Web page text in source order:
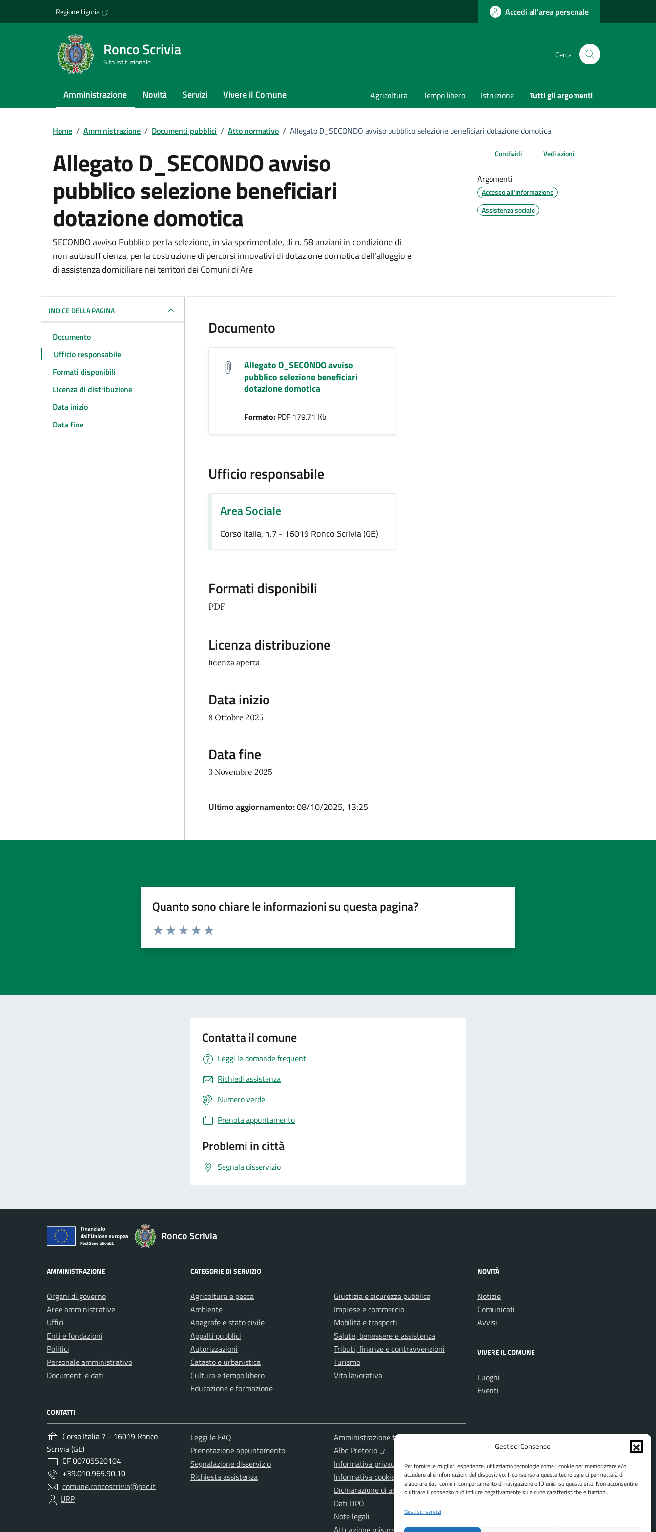
Gestisci Consenso
Per fornire le migliori esperienze, utilizziamo tecnologie come i cookie per memorizzare e/o
accedere alle informazioni del dispositivo. Il consenso a queste tecnologie ci permetterà di
elaborare dati come il comportamento di navigazione o ID unici su questo sito. Non acconsentire
o ritirare il consenso può influire negativamente su alcune caratteristiche e funzioni.
Gestisci servizi
Regione Liguria Accedi all'area personale
Ronco Scrivia
Sito Istituzionale
Cerca
Amministrazione Novità Servizi Vivere il Comune Agricoltura Tempo libero Istruzione Tutti gli argomenti
Home / Amministrazione / Documenti pubblici / Atto normativo / Allegato D_SECONDO avviso pubblico selezione beneficiari dotazione domotica
Allegato D_SECONDO avviso
pubblico selezione beneficiari
dotazione domotica
Dettagli del documento
SECONDO avviso Pubblico per la selezione, in via sperimentale, di n. 58 anziani in condizione di
non autosufficienza, per la costruzione di percorsi innovativi di dotazione domotica dell’alloggio e
di assistenza domiciliare nei territori dei Comuni di Are
Condividi Vedi azioni
Argomenti
Accesso all'informazione
Assistenza sociale
INDICE DELLA PAGINA
Documento
Ufficio responsabile
Formati disponibili
Licenza di distribuzione
Data inizio
Data fine
Documento
Allegato D_SECONDO avviso
pubblico selezione beneficiari
dotazione domotica
Formato: PDF 179.71 Kb
Ufficio responsabile
Area Sociale
Corso Italia, n.7 - 16019 Ronco Scrivia (GE)
Formati disponibili
PDF
Licenza distribuzione
licenza aperta
Data inizio
8 Ottobre 2025
Data fine
3 Novembre 2025
Ultimo aggiornamento:08/10/2025, 13:25
Quanto sono chiare le informazioni su questa pagina?
Valuta da 1 a 5 stelle la pagina
Contatta il comune
Leggi le domande frequenti
Richiedi assistenza
Numero verde
Prenota appuntamento
Problemi in città
Segnala disservizio
Ronco Scrivia
AMMINISTRAZIONE
Organi di governo
Aree amministrative
Uffici
Enti e fondazioni
Politici
Personale amministrativo
Documenti e dati
CATEGORIE DI SERVIZIO
Agricoltura e pesca
Ambiente
Anagrafe e stato civile
Appalti pubblici
Autorizzazioni
Catasto e urbanistica
Cultura e tempo libero
Educazione e formazione
Giustizia e sicurezza pubblica
Imprese e commercio
Mobilità e trasporti
Salute, benessere e assistenza
Tributi, finanze e contravvenzioni
Turismo
Vita lavorativa
NOVITÀ
Notizie
Comunicati
Avvisi
VIVERE IL COMUNE
Luoghi
Eventi
CONTATTI
Corso Italia 7 - 16019 Ronco
Scrivia (GE)
CF 00705520104
+39.010.965.90.10
comune.roncoscrivia@pec.it
URP
Leggi le FAQ
Prenotazione appuntamento
Segnalazione disservizio
Richiesta assistenza
Amministrazione trasparente
Albo Pretorio
Informativa privacy
Informativa cookies
Dichiarazione di accessibilità
Dati DPO
Note legali
Attuazione misure PNRR